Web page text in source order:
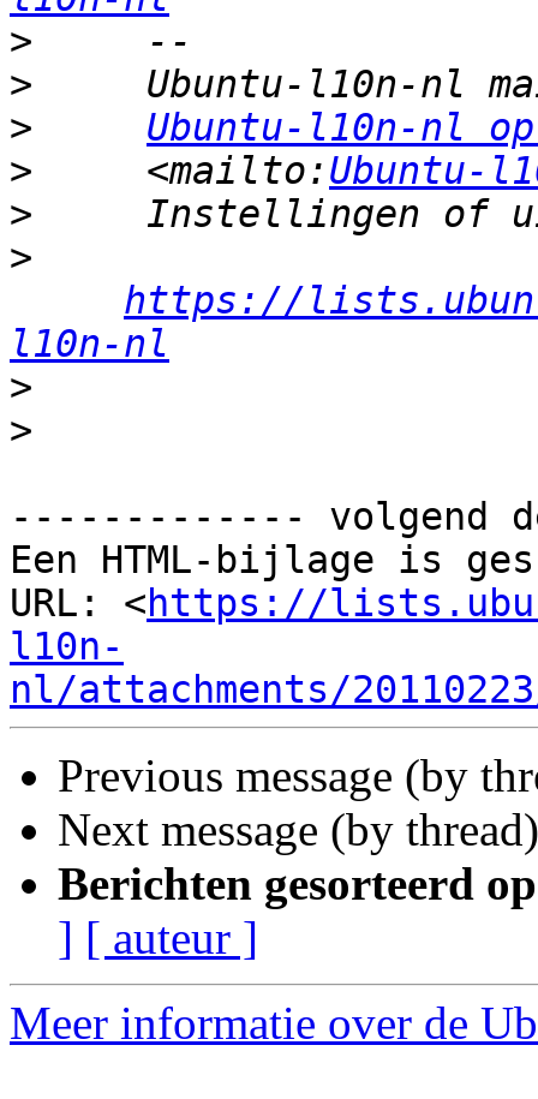
>
>
>
Ubuntu-l10n-nl
>
     <mailto:
Ubuntu-
>
>
https://
l10n-nl
>
>
------------- volgend
Een HTML-bijlage is
URL: <https://
l10n-
nl/attachments/
Previous message (by
Next message (by
Berichten gesorteerd
] [ auteur ]
Meer informatie over de